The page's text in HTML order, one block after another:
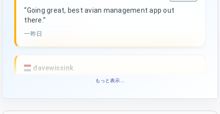
“Going great, best avian management app out
there.”
一昨日
davewissink
もっと表示...